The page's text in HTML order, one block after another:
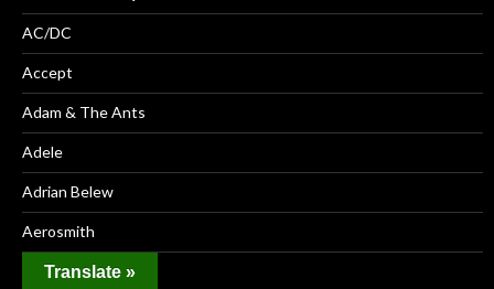
AC/DC
Accept
Adam & The Ants
Adele
Adrian Belew
Aerosmith
Translate »